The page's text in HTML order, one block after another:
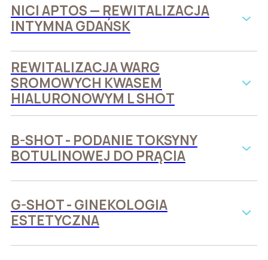
NICI APTOS — REWITALIZACJA
INTYMNA GDAŃSK
REWITALIZACJA WARG
SROMOWYCH KWASEM
HIALURONOWYM L SHOT
B-SHOT - PODANIE TOKSYNY
BOTULINOWEJ DO PRĄCIA
G-SHOT - GINEKOLOGIA
ESTETYCZNA